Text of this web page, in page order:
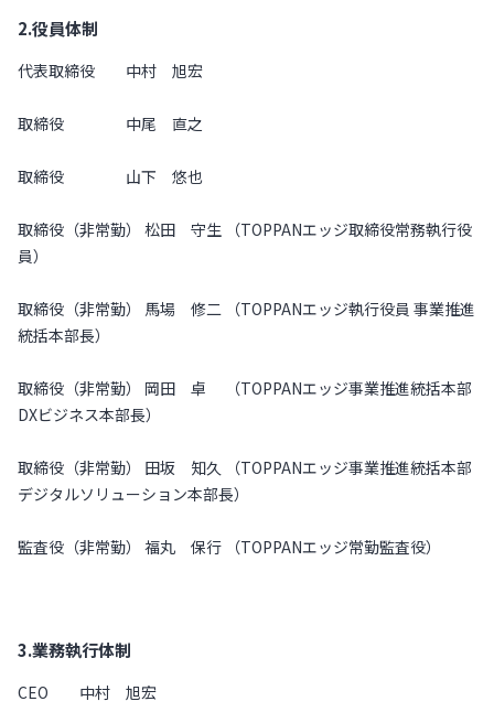
2.役員体制
代表取締役 中村 旭宏
取締役 中尾 直之
取締役 山下 悠也
取締役（非常勤） 松田 守生 （TOPPANエッジ取締役常務執行役
員）
取締役（非常勤） 馬場 修二 （TOPPANエッジ執行役員 事業推進
統括本部長）
取締役（非常勤） 岡田 卓 （TOPPANエッジ事業推進統括本部
DXビジネス本部長）
取締役（非常勤） 田坂 知久 （TOPPANエッジ事業推進統括本部
デジタルソリューション本部長）
監査役（非常勤） 福丸 保行 （TOPPANエッジ常勤監査役）
3.業務執行体制
CEO 中村 旭宏